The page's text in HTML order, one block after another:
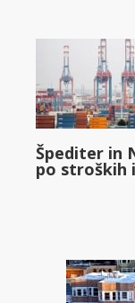
Špediter in
po stroških